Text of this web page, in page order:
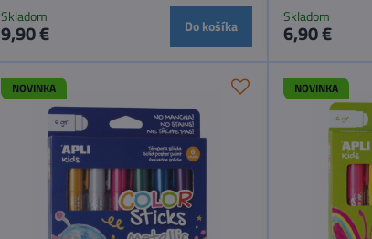
Skladom
9,90 € Do košíka
Skladom
6,90 €
NOVINKA NOVINKA